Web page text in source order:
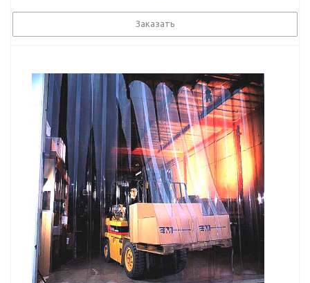
Заказать